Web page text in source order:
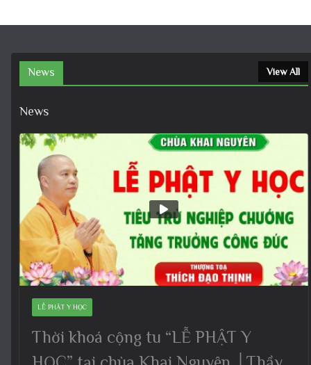
News View All
News
LỄ PHẬT Y HỌC
Thời khoá cộng tu “LỄ PHẬT Y